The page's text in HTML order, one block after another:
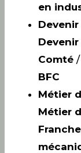
en
Comté /
BFC
Métier
Métier